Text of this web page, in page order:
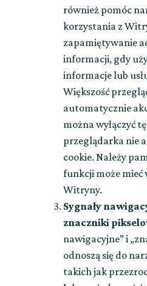
również pomóc
korzystania z
zapamiętywanie
informacji, gdy
informacje lub
Większość
automatycznie
można wyłączyć
przeglądarka nie
cookie. Należy
funkcji może mieć
Witryny.
Sygnały
znaczniki
nawigacyjne” i
odnoszą się do
takich jak